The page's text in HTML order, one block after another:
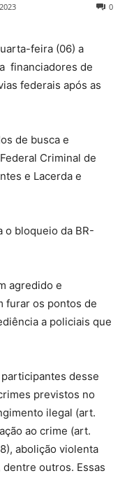
0
feira (06) a
financiadores de
federais após as
de busca e
Criminal de
e Lacerda e
o bloqueio da BR-
agredido e
furar os pontos de
a policiais que
desse
previstos no
ilegal (art.
ao crime (art.
abolição violenta
outros. Essas